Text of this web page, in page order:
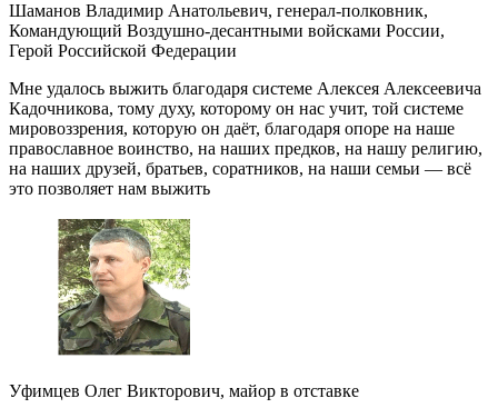
Шаманов Владимир Анатольевич, генерал-полковник,
Командующий Воздушно-десантными войсками России,
Герой Российской Федерации
Мне удалось выжить благодаря системе Алексея Алексеевича
Кадочникова, тому духу, которому он нас учит, той системе
мировоззрения, которую он даёт, благодаря опоре на наше
православное воинство, на наших предков, на нашу религию,
на наших друзей, братьев, соратников, на наши семьи — всё
это позволяет нам выжить
Уфимцев Олег Викторович, майор в отставке